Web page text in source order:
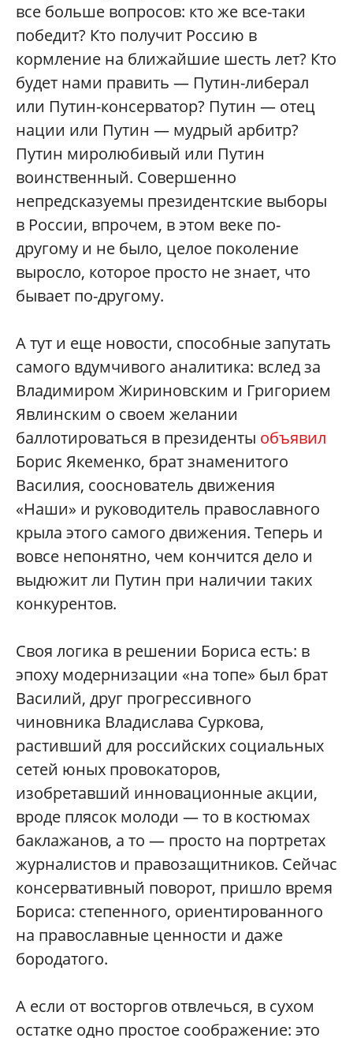
все больше вопросов: кто же все-таки
победит? Кто получит Россию в
кормление на ближайшие шесть лет? Кто
будет нами править — Путин-либерал
или Путин-консерватор? Путин — отец
нации или Путин — мудрый арбитр?
Путин миролюбивый или Путин
воинственный. Совершенно
непредсказуемы президентские выборы
в России, впрочем, в этом веке по-
другому и не было, целое поколение
выросло, которое просто не знает, что
бывает по-другому.
А тут и еще новости, способные запутать
самого вдумчивого аналитика: вслед за
Владимиром Жириновским и Григорием
Явлинским о своем желании
баллотироваться в президенты объявил
Борис Якеменко, брат знаменитого
Василия, сооснователь движения
«Наши» и руководитель православного
крыла этого самого движения. Теперь и
вовсе непонятно, чем кончится дело и
выдюжит ли Путин при наличии таких
конкурентов.
Своя логика в решении Бориса есть: в
эпоху модернизации «на топе» был брат
Василий, друг прогрессивного
чиновника Владислава Суркова,
растивший для российских социальных
сетей юных провокаторов,
изобретавший инновационные акции,
вроде плясок молоди — то в костюмах
баклажанов, а то — просто на портретах
журналистов и правозащитников. Сейчас
консервативный поворот, пришло время
Бориса: степенного, ориентированного
на православные ценности и даже
бородатого.
А если от восторгов отвлечься, в сухом
остатке одно простое соображение: это